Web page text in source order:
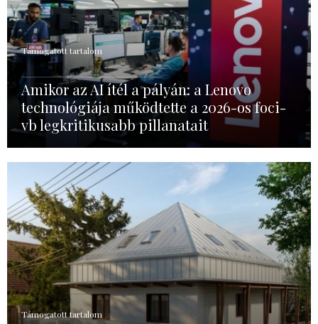
Támogatott tartalom
Amikor az AI ítél a pályán: a Lenovo
technológiája működtette a 2026-os foci-
vb legkritikusabb pillanatait
Támogatott tartalom